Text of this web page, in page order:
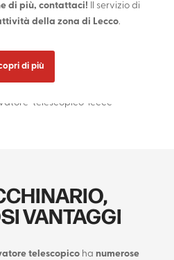
di più, contattaci! Il servizio di
della zona di Lecco.
di più
VANTAGGI
telescopico hanumerose